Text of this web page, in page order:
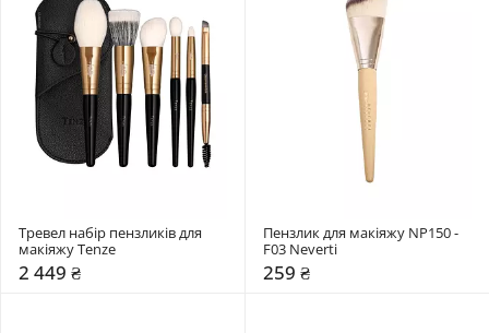
Тревел набір пензликів для
макіяжу Tenze
2 449 ₴
Пензлик для макіяжу NP150 -
F03 Neverti
259 ₴